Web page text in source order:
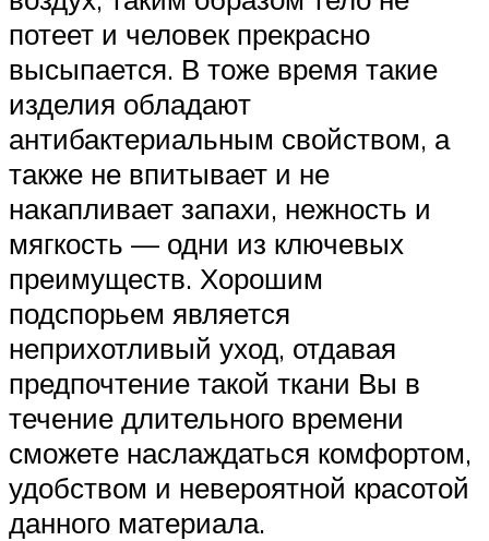
потеет и человек прекрасно
высыпается. В тоже время такие
изделия обладают
антибактериальным свойством, а
также не впитывает и не
накапливает запахи, нежность и
мягкость — одни из ключевых
преимуществ. Хорошим
подспорьем является
неприхотливый уход, отдавая
предпочтение такой ткани Вы в
течение длительного времени
сможете наслаждаться комфортом,
удобством и невероятной красотой
данного материала.